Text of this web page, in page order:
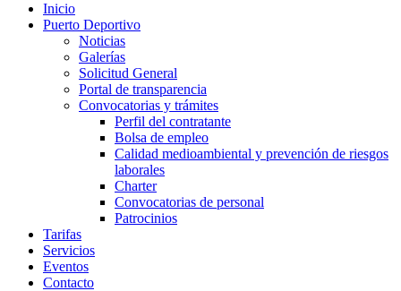
Inicio
Puerto Deportivo
Noticias
Galerías
Solicitud General
Portal de transparencia
Convocatorias y trámites
Perfil del contratante
Bolsa de empleo
Calidad medioambiental y prevención de riesgos
laborales
Charter
Convocatorias de personal
Patrocinios
Tarifas
Servicios
Eventos
Contacto